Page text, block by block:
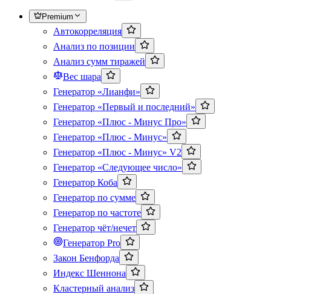
Premium
Автокорреляция
Анализ по позиции
Анализ сумм тиражей
Вес шара
Генератор «Лианфи»
Генератор «Первый и последний»
Генератор «Плюс - Минус Про»
Генератор «Плюс - Минус»
Генератор «Плюс - Минус» V2
Генератор «Следующее число»
Генератор Коба
Генератор по сумме
Генератор по частоте
Генератор чёт/нечет
Генератор Pro
Закон Бенфорда
Индекс Шеннона
Кластерный анализ